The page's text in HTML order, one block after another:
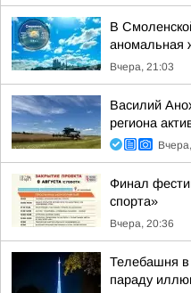
В
аномальная
Вчера, 21:03
Василий
региона
Финал
спорта»
Вчера, 20:36
Телебашня в
параду